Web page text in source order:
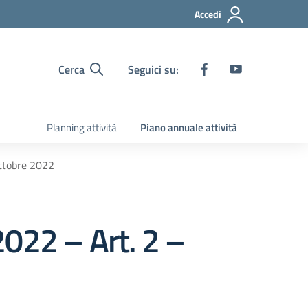
Accedi
Cerca Seguici su:
Planning attività Piano annuale attività
2022
– Art. 2 –